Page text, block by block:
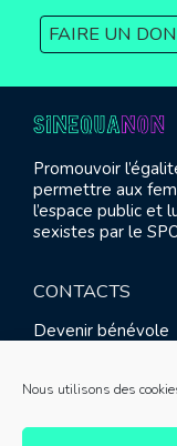
Nous utilisons des
FAIRE UN DON
Promouvoir
permettre aux
l’espace public et
sexistes par le
CONTACTS
Devenir bénévole
Contact